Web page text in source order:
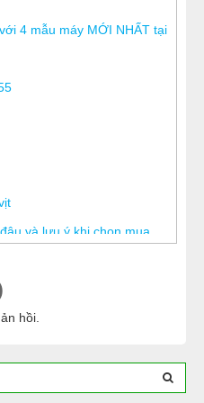
4 mẫu máy MỚI NHẤT tại
và lưu ý khi chọn mua
gà
và nguyên lý hoạt động
Viễn Đông lại được ưa
hồi.